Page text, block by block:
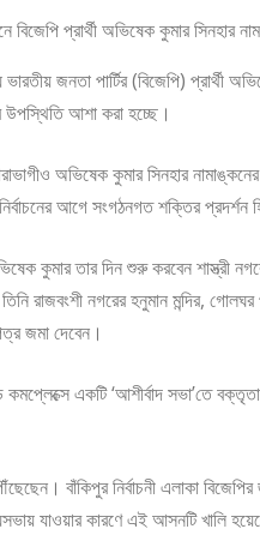
জনতা পার্টির (বিজেপি) প্রার্থী
উপস্থিতি আশা করা হচ্ছে।
অভিষেক কুমার সিনহার
আগে সংগঠনগত শক্তির প্রদর্শন
কুমার তার দিন শুরু করবেন শাস্ত্রী
রাজবংশী নগরের হনুমান মন্দির, গোলঘর
জমা দেবেন।
কমপ্লেক্সে একটি ‘আশীর্বাদ সভা’তে
বাঁকিপুর নির্বাচনী এলাকা
যাওয়ার কারণে এই আসনটি খালি